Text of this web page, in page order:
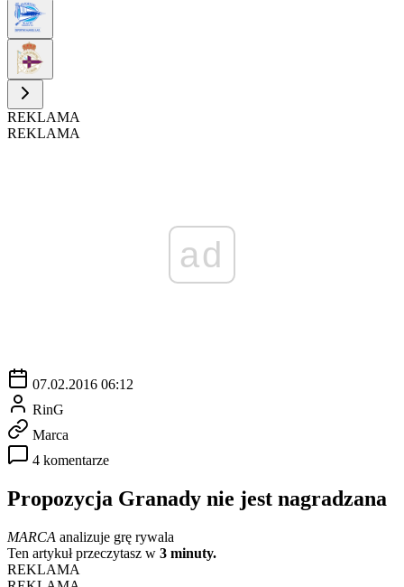
REKLAMA
REKLAMA
ad
07.02.2016 06:12
RinG
Marca
4 komentarze
Propozycja Granady nie jest nagradzana
MARCA analizuje grę rywala
Ten artykuł przeczytasz w 3 minuty.
REKLAMA